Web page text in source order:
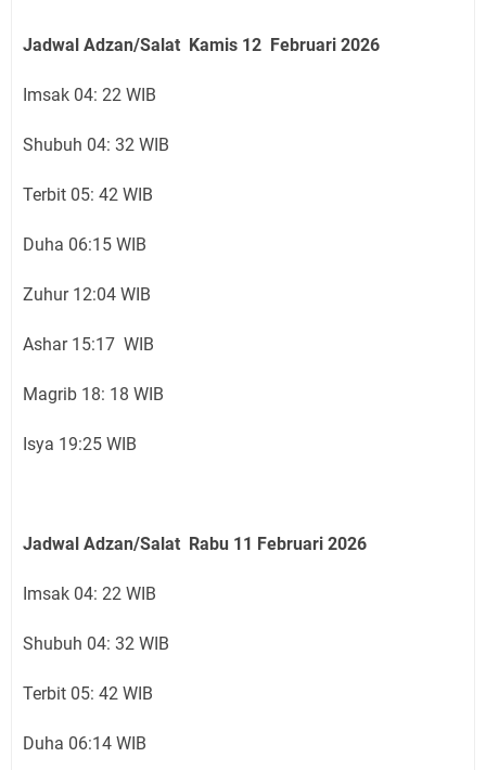
Jadwal Adzan/Salat Kamis 12 Februari 2026
Imsak 04: 22 WIB
Shubuh 04: 32 WIB
Terbit 05: 42 WIB
Duha 06:15 WIB
Zuhur 12:04 WIB
Ashar 15:17 WIB
Magrib 18: 18 WIB
Isya 19:25 WIB
Jadwal Adzan/Salat Rabu 11 Februari 2026
Imsak 04: 22 WIB
Shubuh 04: 32 WIB
Terbit 05: 42 WIB
Duha 06:14 WIB